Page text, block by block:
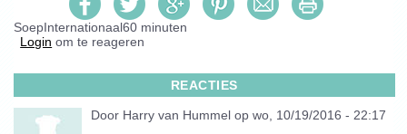
SoepInternationaal60 minuten
Login om te reageren
REACTIES
Door Harry van Hummel op wo, 10/19/2016 - 22:17